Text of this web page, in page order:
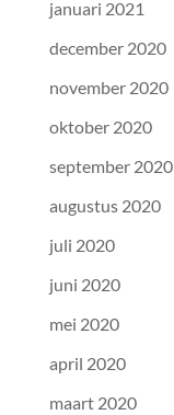
januari 2021
december 2020
november 2020
oktober 2020
september 2020
augustus 2020
juli 2020
juni 2020
mei 2020
april 2020
maart 2020